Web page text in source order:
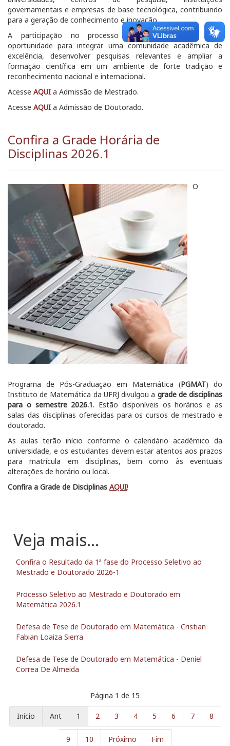
governamentais e empresas de base tecnológica, contribuindo
para a geração de conhecimento e inovação.
A participação no processo seletivo representa uma
oportunidade para integrar uma comunidade acadêmica de
excelência, desenvolver pesquisas relevantes e ampliar a
formação científica em um ambiente de forte tradição e
reconhecimento nacional e internacional.
Acesse AQUI a Admissão de Mestrado.
Acesse AQUI a Admissão de Doutorado.
Confira a Grade Horária de
Disciplinas 2026.1
O
Programa de Pós-Graduação em Matemática (PGMAT) do
Instituto de Matemática da UFRJ divulgou a grade de disciplinas
para o semestre 2026.1. Estão disponíveis os horários e as
salas das disciplinas oferecidas para os cursos de mestrado e
doutorado.
As aulas terão início conforme o calendário acadêmico da
universidade, e os estudantes devem estar atentos aos prazos
para matrícula em disciplinas, bem como às eventuais
alterações de horário ou local.
Confira a Grade de Disciplinas AQUI!
Confira o Resultado da 1ª fase do Processo Seletivo ao
Mestrado e Doutorado 2026-1
Processo Seletivo ao Mestrado e Doutorado em
Matemática 2026.1
Defesa de Tese de Doutorado em Matemática - Cristian
Fabian Loaiza Sierra
Defesa de Tese de Doutorado em Matemática - Deniel
Correa De Almeida
Página 1 de 15
Início Ant 1 2 3 4 5 6 7 8
9 10 Próximo Fim